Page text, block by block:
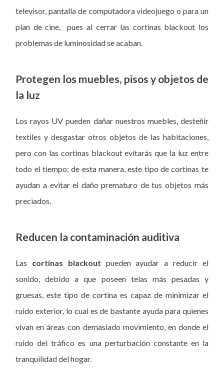
televisor, pantalla de computadora videojuego o para un
plan de cine, pues al cerrar las cortinas blackout los
problemas de luminosidad se acaban.
Protegen los muebles, pisos y objetos de
la luz
Los rayos UV pueden dañar nuestros muebles, desteñir
textiles y desgastar otros objetos de las habitaciones,
pero con las cortinas blackout evitarás que la luz entre
todo el tiempo; de esta manera, este tipo de cortinas te
ayudan a evitar el daño prematuro de tus objetos más
preciados.
Reducen la contaminación auditiva
Las cortinas blackout pueden ayudar a reducir el
sonido, debido a que poseen telas más pesadas y
gruesas, este tipo de cortina es capaz de minimizar el
ruido exterior, lo cual es de bastante ayuda para quienes
vivan en áreas con demasiado movimiento, en donde el
ruido del tráfico es una perturbación constante en la
tranquilidad del hogar.